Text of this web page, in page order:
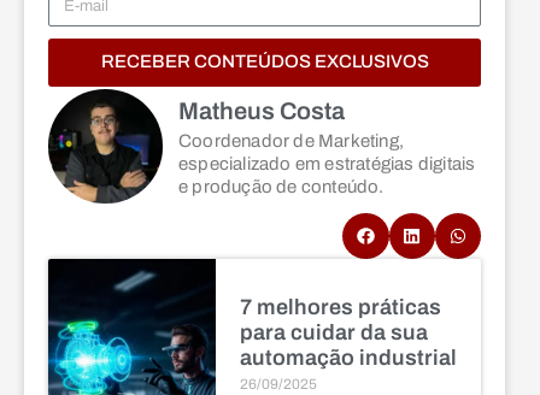
RECEBER CONTEÚDOS EXCLUSIVOS
Matheus Costa
Coordenador de Marketing,
especializado em estratégias digitais
e produção de conteúdo.
7 melhores práticas
para cuidar da sua
automação industrial
26/09/2025